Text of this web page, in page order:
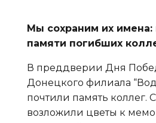
Мы сохраним их
памяти погибших
В преддверии Дня
Донецкого филиала
почтили память коллег.
возложили цветы к